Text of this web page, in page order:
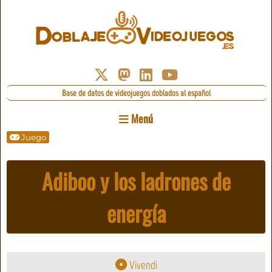
Base de datos de videojuegos doblados al español
Menú
Juego
Adiboo y los ladrones de
energía
Vivendi